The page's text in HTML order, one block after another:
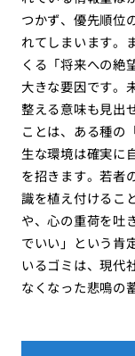
つかず、優先順位
れてしまいます。
くる「将来への絶
大きな要因です。
整える意味も見出
ことは、ある種の
生な環境は確実に
を招きます。若者
識を植え付けるこ
や、心の重荷を吐
でいい」という肯
いるゴミは、現代
なくなった悲鳴の